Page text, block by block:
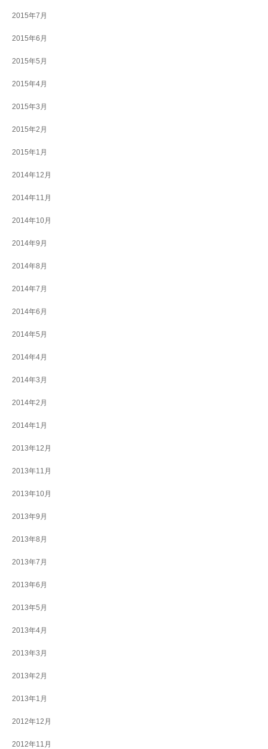
2015年7月
2015年6月
2015年5月
2015年4月
2015年3月
2015年2月
2015年1月
2014年12月
2014年11月
2014年10月
2014年9月
2014年8月
2014年7月
2014年6月
2014年5月
2014年4月
2014年3月
2014年2月
2014年1月
2013年12月
2013年11月
2013年10月
2013年9月
2013年8月
2013年7月
2013年6月
2013年5月
2013年4月
2013年3月
2013年2月
2013年1月
2012年12月
2012年11月